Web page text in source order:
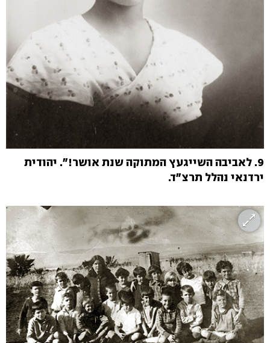
9. לאביבה השייגעץ המתוקה שנת אושר!". יהודית
ירדנאי נהלל תרצ"ד.